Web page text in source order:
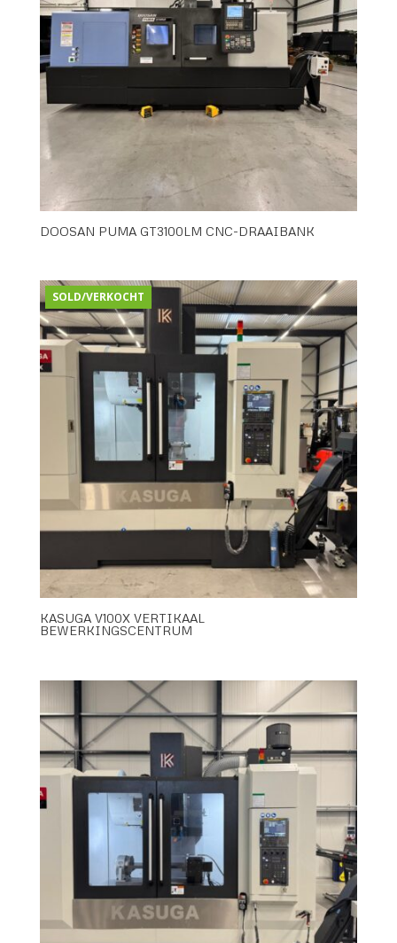
DOOSAN PUMA GT3100LM CNC-DRAAIBANK
SOLD/VERKOCHT
KASUGA V100X VERTIKAAL
BEWERKINGSCENTRUM